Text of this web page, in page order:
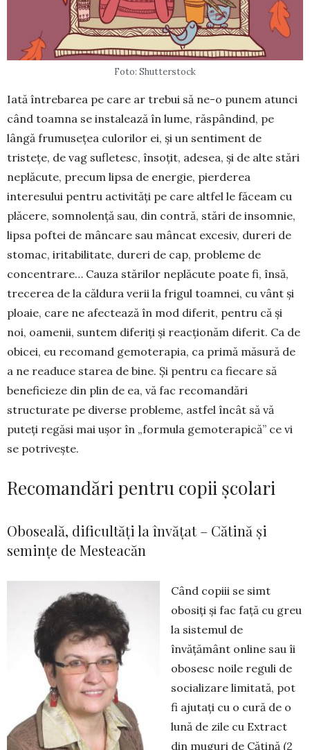
Foto: Shutterstock
Iată întrebarea pe care ar trebui să ne-o punem atunci
când toamna se instalează în lume, răspândind, pe
lângă frumusețea culo­rilor ei, și un sentiment de
tristețe, de vag su­fle­tesc, însoțit, adesea, și de alte stări
neplăcute, precum lipsa de energie, pierderea
interesului pentru acti­vități pe care altfel le făceam cu
plăcere, somno­lență sau, din contră, stări de insomnie,
lipsa poftei de mâncare sau mâncat excesiv, dureri de
stomac, iritabilitate, dureri de cap, probleme de
concen­trare… Cauza stărilor neplăcute poate fi, însă,
tre­cerea de la căldura verii la frigul toamnei, cu vânt și
ploaie, care ne afectează în mod diferit, pentru că și
noi, oamenii, suntem diferiți și reacționăm diferit. Ca de
obicei, eu recomand gemoterapia, ca primă măsură de
a ne readuce starea de bine. Și pentru ca fiecare să
beneficieze din plin de ea, vă fac recomandări
structurate pe diverse probleme, astfel încât să vă
puteți regăsi mai ușor în „formula gemoterapică” ce vi
se potrivește.
Recomandări pentru copii școlari
Oboseală, dificultăți la învățat – Cătină și
semințe de Mesteacăn
Când copiii se simt
obosiți și fac față cu greu
la sistemul de
învățământ online sau îi
obosesc noile reguli de
socializare limitată, pot
fi ajutați cu o cură de o
lună de zile cu Extract
din muguri de Cătină (2